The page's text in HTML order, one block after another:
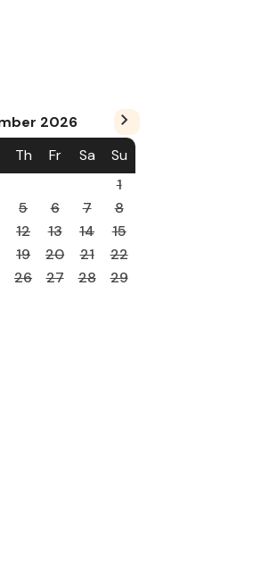
2026
Th Fr Sa
Su
1
5 6 7
8
12 13 14
15
19 20 21
22
26 27 28
29